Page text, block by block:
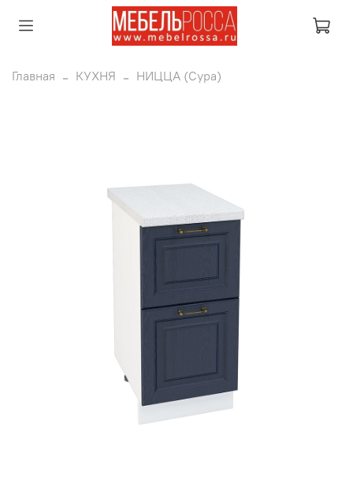
Главная КУХНЯ НИЦЦА (Сура)